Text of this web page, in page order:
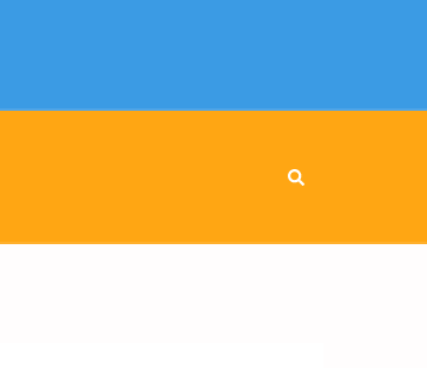
Search